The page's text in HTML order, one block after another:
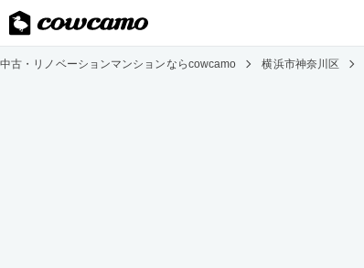
中古・リノベーションマンションならcowcamo 横浜市神奈川区